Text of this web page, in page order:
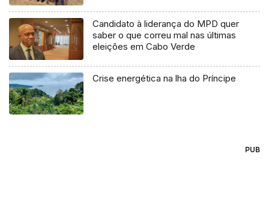
Candidato à liderança do MPD quer
saber o que correu mal nas últimas
eleições em Cabo Verde
Crise energética na lha do Príncipe
PUB